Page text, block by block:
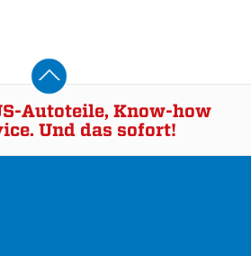
Autoteile, Know-how
Und das sofort!